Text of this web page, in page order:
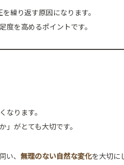
繰り返す原因になります。
度を高めるポイントです。
ります。
がとても大切です。
、 無理のない自然な変化を大切に